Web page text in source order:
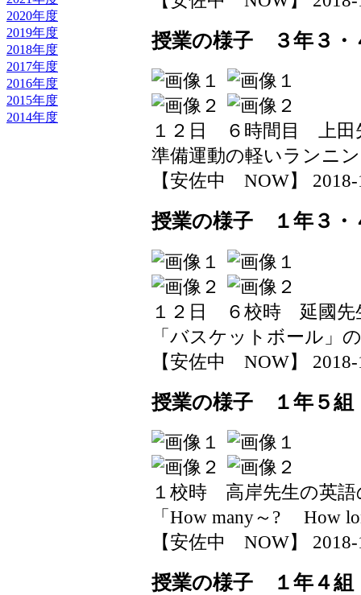
2020年度
2019年度
2018年度
2017年度
2016年度
2015年度
2014年度
授業の様子 ３年３
１２日 ６時間目 上田
準備運動の軽いランニ
【安佐中 NOW】 2018-
授業の様子 １年３
１２日 ６校時 延國先
「バスケットボール」
【安佐中 NOW】 2018-
授業の様子 １年５
１校時 高岸先生の英語
「How many～? How
【安佐中 NOW】 2018-
授業の様子 １年４